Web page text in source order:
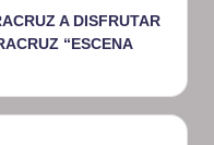
A DISFRUTAR
“ESCENA